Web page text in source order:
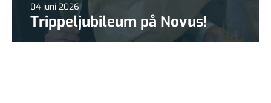
04 juni 2026
Trippeljubileum på Novus!